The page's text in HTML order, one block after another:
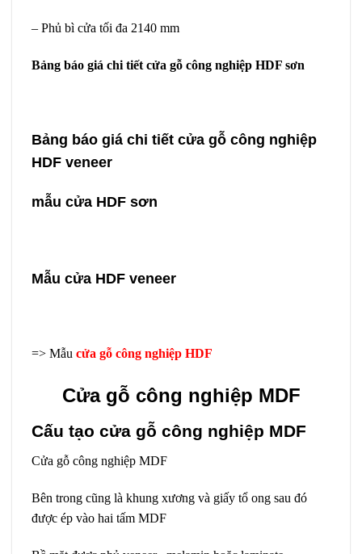
– Phủ bì cửa tối đa 2140 mm
Bảng báo giá chi tiết cửa gỗ công nghiệp HDF sơn
Bảng báo giá chi tiết cửa gỗ công nghiệp
HDF veneer
mẫu cửa HDF sơn
Mẫu cửa HDF veneer
=> Mẫu cửa gỗ công nghiệp HDF
Cửa gỗ công nghiệp MDF
Cấu tạo cửa gỗ công nghiệp MDF
Cửa gỗ công nghiệp MDF
Bên trong cũng là khung xương và giấy tổ ong sau đó
được ép vào hai tấm MDF